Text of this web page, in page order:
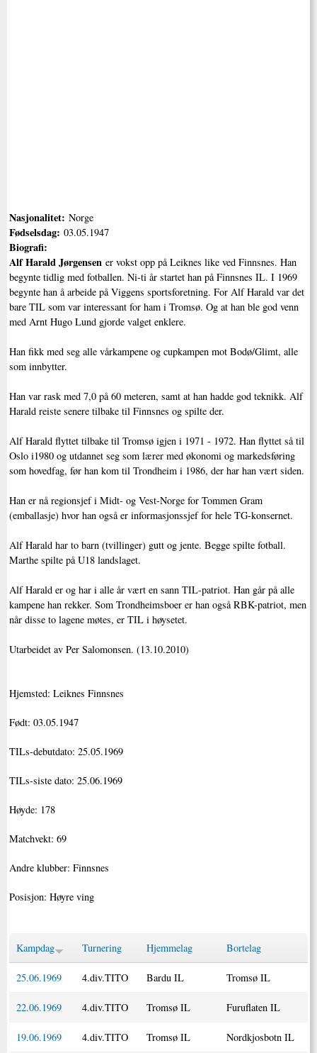
Nasjonalitet: Norge
Fødselsdag: 03.05.1947
Biografi:
Alf Harald Jørgensen er vokst opp på Leiknes like ved Finnsnes. Han
begynte tidlig med fotballen. Ni-ti år startet han på Finnsnes IL. I 1969
begynte han å arbeide på Viggens sportsforetning. For Alf Harald var det
bare TIL som var interessant for ham i Tromsø. Og at han ble god venn
med Arnt Hugo Lund gjorde valget enklere.
Han fikk med seg alle vårkampene og cupkampen mot Bodø/Glimt, alle
som innbytter.
Han var rask med 7,0 på 60 meteren, samt at han hadde god teknikk. Alf
Harald reiste senere tilbake til Finnsnes og spilte der.
Alf Harald flyttet tilbake til Tromsø igjen i 1971 - 1972. Han flyttet så til
Oslo i1980 og utdannet seg som lærer med økonomi og markedsføring
som hovedfag, før han kom til Trondheim i 1986, der har han vært siden.
Han er nå regionsjef i Midt- og Vest-Norge for Tommen Gram
(emballasje) hvor han også er informasjonssjef for hele TG-konsernet.
Alf Harald har to barn (tvillinger) gutt og jente. Begge spilte fotball.
Marthe spilte på U18 landslaget.
Alf Harald er og har i alle år vært en sann TIL-patriot. Han går på alle
kampene han rekker. Som Trondheimsboer er han også RBK-patriot, men
når disse to lagene møtes, er TIL i høysetet.
Utarbeidet av Per Salomonsen. (13.10.2010)
Hjemsted: Leiknes Finnsnes
Født: 03.05.1947
TILs-debutdato: 25.05.1969
TILs-siste dato: 25.06.1969
Høyde: 178
Matchvekt: 69
Andre klubber: Finnsnes
Posisjon: Høyre ving
Kampdag Turnering Hjemmelag Bortelag
25.06.1969 4.div.TITO Bardu IL Tromsø IL
22.06.1969 4.div.TITO Tromsø IL Furuflaten IL
19.06.1969 4.div.TITO Tromsø IL Nordkjosbotn IL